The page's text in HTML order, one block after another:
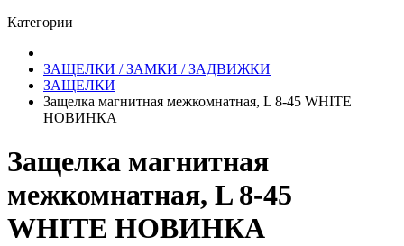
Категории
ЗАЩЕЛКИ / ЗАМКИ / ЗАДВИЖКИ
ЗАЩЕЛКИ
Защелка магнитная межкомнатная, L 8-45 WHITE
НОВИНКА
Защелка магнитная
межкомнатная, L 8-45
WHITE НОВИНКА